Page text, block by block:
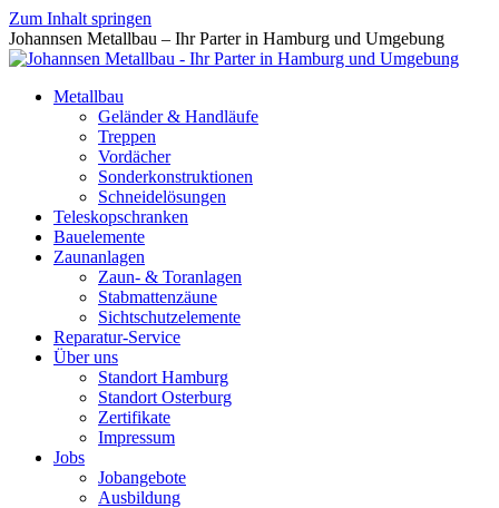
Zum Inhalt springen
Johannsen Metallbau – Ihr Parter in Hamburg und Umgebung
Metallbau
Geländer & Handläufe
Treppen
Vordächer
Sonderkonstruktionen
Schneidelösungen
Teleskopschranken
Bauelemente
Zaunanlagen
Zaun- & Toranlagen
Stabmattenzäune
Sichtschutzelemente
Reparatur-Service
Über uns
Standort Hamburg
Standort Osterburg
Zertifikate
Impressum
Jobs
Jobangebote
Ausbildung